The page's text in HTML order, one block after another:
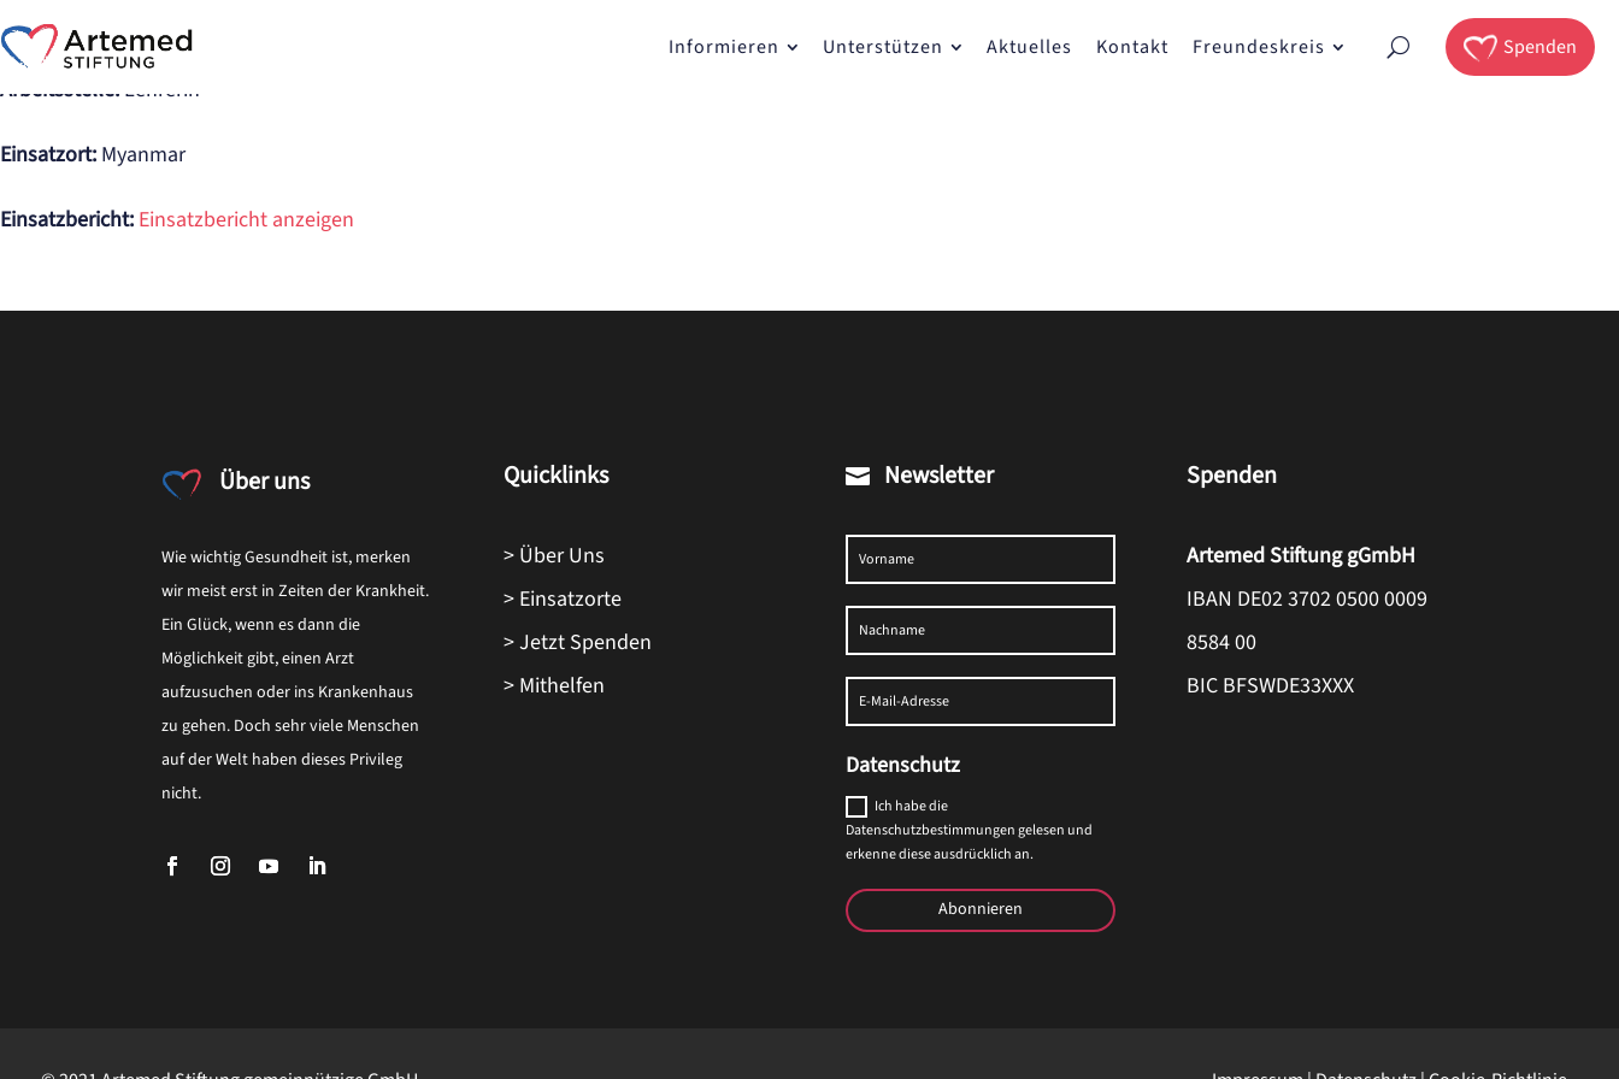
Informieren Unterstützen Aktuelles Kontakt Freundeskreis Spenden
Arbeitsstelle: Lehrerin
Einsatzort: Myanmar
Einsatzbericht: Einsatzbericht anzeigen
Über uns
Wie wichtig Gesundheit ist, merken
wir meist erst in Zeiten der Krankheit.
Ein Glück, wenn es dann die
Möglichkeit gibt, einen Arzt
aufzusuchen oder ins Krankenhaus
zu gehen. Doch sehr viele Menschen
auf der Welt haben dieses Privileg
nicht.
Quicklinks
> Über Uns
> Einsatzorte
> Jetzt Spenden
> Mithelfen
 Newsletter
Datenschutz
Ich habe die
Datenschutzbestimmungen gelesen und
erkenne diese ausdrücklich an.
Abonnieren
Spenden
Artemed Stiftung gGmbH
IBAN DE02 3702 0500 0009
8584 00
BIC BFSWDE33XXX